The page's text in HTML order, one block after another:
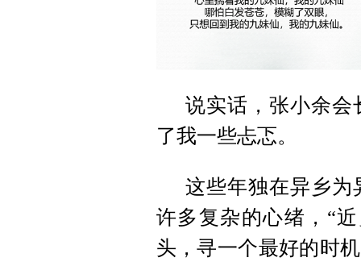
说实话，张小余会
了我一些忐忑。
这些年独在异乡为
许多复杂的心绪，“
头，寻一个最好的时